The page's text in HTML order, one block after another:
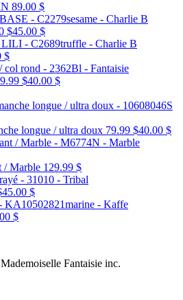
89.00 $
$45.00 $
$
$40.00 $
longue / ultra doux 79.99 $40.00 $
/ Marble 129.99 $
45.00 $
$
Fantaisie inc.